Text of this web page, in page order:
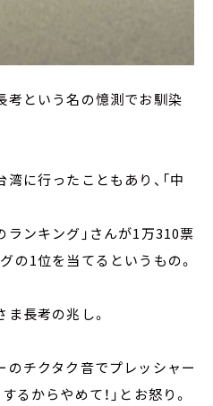
考という名の憶測でお馴染
に行ったこともあり、「中
ランキング」さんが1万310票
の1位を当てるというもの。
ま長考の兆し。
のチクタク音でプレッシャー
るからやめて！」とお怒り。